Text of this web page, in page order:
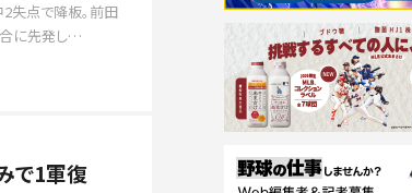
失点で降板。前田
合に先発し…
で1軍復